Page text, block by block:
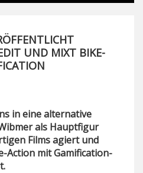
UND MIXT BIKE-
in eine alternative
als Hauptfigur
Films agiert und
Action mit Gamification-